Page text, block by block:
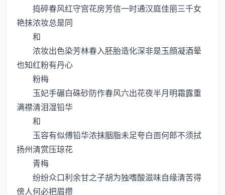
捣碎春风红守宫花房芳信一时通汉庭佳丽三千女
艳抹浓妆总是同
和
浓妆出色染芳林春入胚胎造化深非是玉顔凝酒晕
也知红粉有丹心
粉梅
玉妃手碾白硃砂防作春风六出花夜半月明霜露重
满襟清泪湿铅华
和
玉容有似傅铅华浓抹胭脂未足夸白靣何郎不须拭
扬州清赏压琼花
青梅
纷纷众口利余甘之子胡为独嗜酸滋味自缘清苦得
傍人何必把眉攒